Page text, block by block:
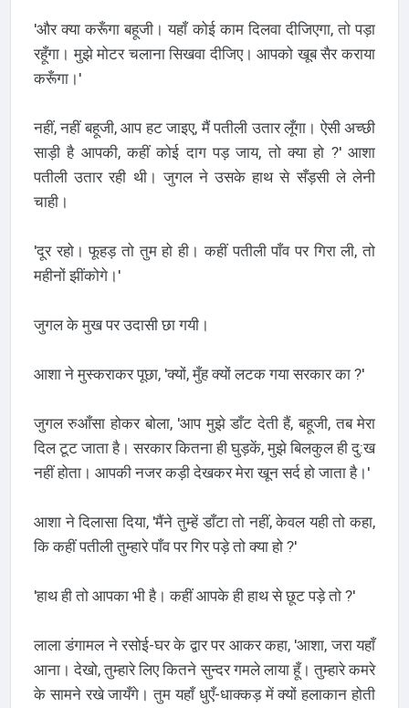
'और क्या करूँगा बहूजी। यहाँ कोई काम दिलवा दीजिएगा, तो पड़ा
रहूँगा। मुझे मोटर चलाना सिखवा दीजिए। आपको खूब सैर कराया
करूँगा।'
नहीं, नहीं बहूजी, आप हट जाइए, मैं पतीली उतार लूँगा। ऐसी अच्छी
साड़ी है आपकी, कहीं कोई दाग पड़ जाय, तो क्या हो ?' आशा
पतीली उतार रही थी। जुगल ने उसके हाथ से सँड़सी ले लेनी
चाही।
'दूर रहो। फूहड़ तो तुम हो ही। कहीं पतीली पाँव पर गिरा ली, तो
महीनों झींकोगे।'
जुगल के मुख पर उदासी छा गयी।
आशा ने मुस्कराकर पूछा, 'क्यों, मुँह क्यों लटक गया सरकार का ?'
जुगल रुआँसा होकर बोला, 'आप मुझे डाँट देती हैं, बहूजी, तब मेरा
दिल टूट जाता है। सरकार कितना ही घुड़कें, मुझे बिलकुल ही दु:ख
नहीं होता। आपकी नजर कड़ी देखकर मेरा खून सर्द हो जाता है।'
आशा ने दिलासा दिया, 'मैंने तुम्हें डाँटा तो नहीं, केवल यही तो कहा,
कि कहीं पतीली तुम्हारे पाँव पर गिर पड़े तो क्या हो ?'
'हाथ ही तो आपका भी है। कहीं आपके ही हाथ से छूट पड़े तो ?'
लाला डंगामल ने रसोई-घर के द्वार पर आकर कहा, 'आशा, जरा यहाँ
आना। देखो, तुम्हारे लिए कितने सुन्दर गमले लाया हूँ। तुम्हारे कमरे
के सामने रखे जायँगे। तुम यहाँ धुएँ-धाक्कड़ में क्यों हलाकान होती